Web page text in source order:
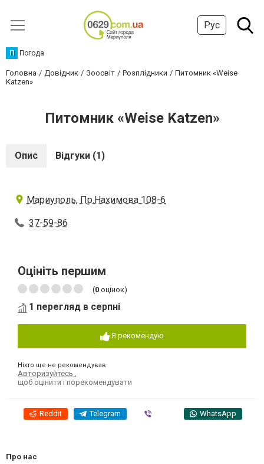
Рус
П Погода
Головна Довідник Зоосвіт Розплідники
Питомник «Weise
Katzen»
Питомник «Weise Katzen»
Опис Відгуки (1)
Мариуполь, Пр.Нахимова 108-6
37-59-86
Оцініть першим
(0 оцінок)
1 перегляд в серпні
Я рекомендую
Ніхто ще не рекомендував
Авторизуйтесь
щоб оцінити і порекомендувати
Reddit Telegram WhatsApp
Про нас